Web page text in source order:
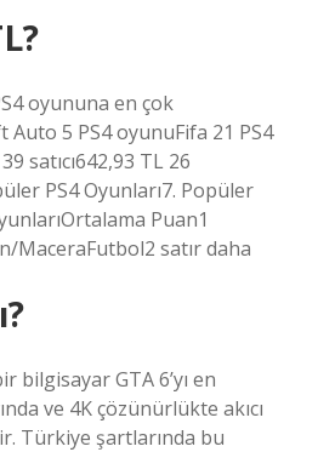
oyununa en çok
5 PS4 oyunuFifa 21 PS4
satıcı642,93 TL 26
PS4 Oyunları7. Popüler
Puan1
MaceraFutbol2 satır daha
bilgisayar GTA 6’yı en
ve 4K çözünürlükte akıcı
Türkiye şartlarında bu